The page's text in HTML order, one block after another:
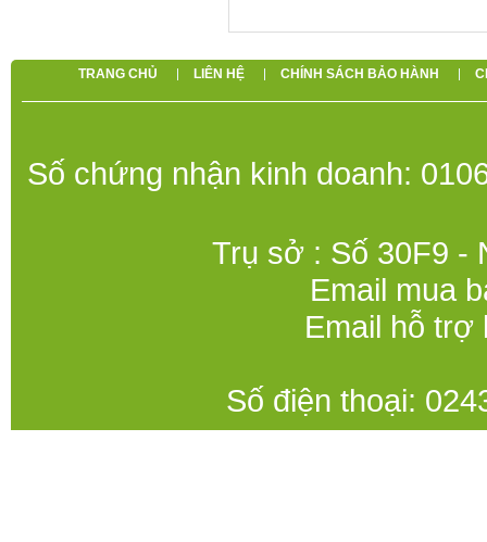
TRANG CHỦ LIÊN HỆ CHÍNH SÁCH BẢO HÀNH
Số chứng nhận kinh doanh:
Trụ sở : Số 30F9 -
Email mua
Email hỗ trợ
Số điện thoại: